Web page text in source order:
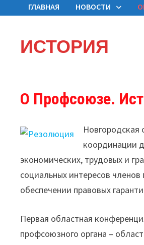
ГЛАВНАЯ НОВОСТИ
ИСТОРИЯ
О Профсоюзе.
координации
экономических, трудовых и
социальных интересов
обеспечении правовых
Первая областная
профсоюзного органа –